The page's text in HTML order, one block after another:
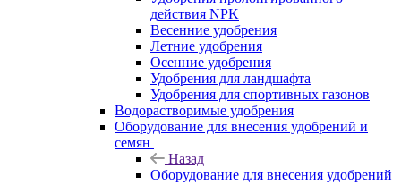
действия NPK
Весенние удобрения
Летние удобрения
Осенние удобрения
Удобрения для ландшафта
Удобрения для спортивных газонов
Водорастворимые удобрения
Оборудование для внесения удобрений и
семян
Назад
Оборудование для внесения удобрений